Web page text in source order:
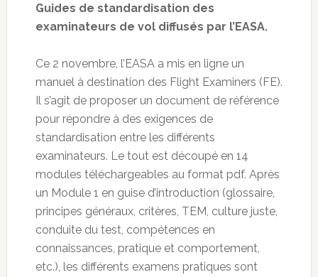
Guides de standardisation des
examinateurs de vol diffusés par l’EASA.
Ce 2 novembre, l’EASA a mis en ligne un
manuel à destination des Flight Examiners (FE).
Il s’agit de proposer un document de référence
pour répondre à des exigences de
standardisation entre les différents
examinateurs. Le tout est découpé en 14
modules téléchargeables au format pdf. Après
un Module 1 en guise d’introduction (glossaire,
principes généraux, critères, TEM, culture juste,
conduite du test, compétences en
connaissances, pratique et comportement,
etc.), les différents examens pratiques sont